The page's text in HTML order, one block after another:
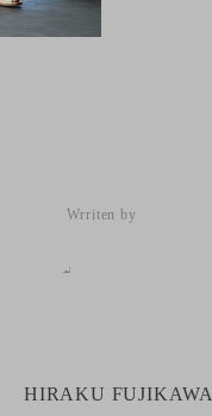
HIRAKU FUJIKAWA